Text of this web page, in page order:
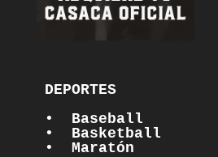
DEPORTES
•  Baseball
•  Basketball
•  Maratón